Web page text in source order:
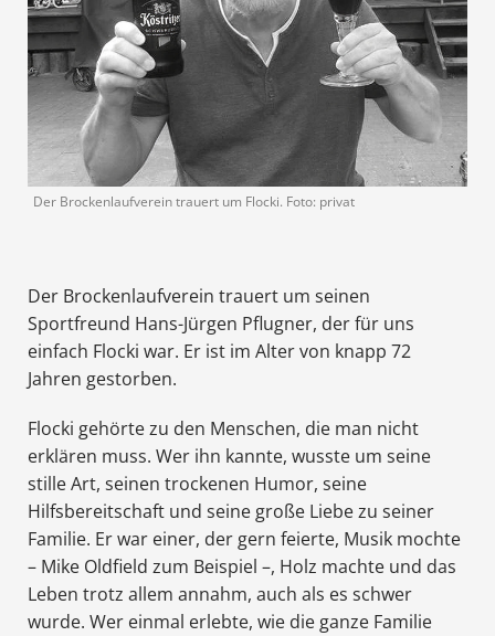
Der Brockenlaufverein trauert um Flocki. Foto: privat
Der Brockenlaufverein trauert um seinen
Sportfreund Hans-Jürgen Pflugner, der für uns
einfach Flocki war. Er ist im Alter von knapp 72
Jahren gestorben.
Flocki gehörte zu den Menschen, die man nicht
erklären muss. Wer ihn kannte, wusste um seine
stille Art, seinen trockenen Humor, seine
Hilfsbereitschaft und seine große Liebe zu seiner
Familie. Er war einer, der gern feierte, Musik mochte
– Mike Oldfield zum Beispiel –, Holz machte und das
Leben trotz allem annahm, auch als es schwer
wurde. Wer einmal erlebte, wie die ganze Familie